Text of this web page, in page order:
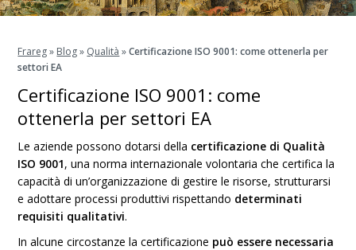
Frareg» Blog» Qualità »Certificazione ISO 9001: come ottenerla per
settori EA
Certificazione ISO 9001: come
ottenerla per settori EA
Le aziende possono dotarsi della certificazione di Qualità
ISO 9001, una norma internazionale volontaria che certifica la
capacità di un’organizzazione di gestire le risorse, strutturarsi
e adottare processi produttivi rispettando determinati
requisiti qualitativi.
In alcune circostanze la certificazione può essere necessaria